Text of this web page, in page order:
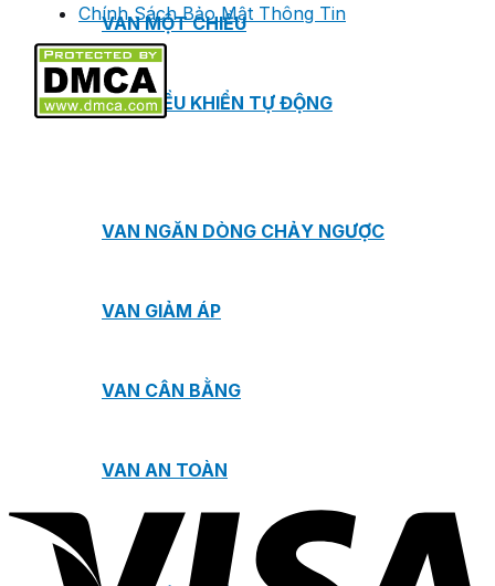
VAN MỘT CHIỀU
VAN ĐIỀU KHIỂN TỰ ĐỘNG
VAN NGĂN DÒNG CHẢY NGƯỢC
VAN GIẢM ÁP
VAN CÂN BẰNG
VAN AN TOÀN
Chính Sách Bảo Mật Thông Tin